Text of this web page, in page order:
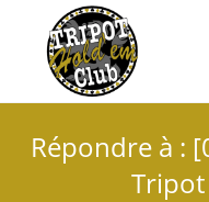
Répondre à :
Tripot